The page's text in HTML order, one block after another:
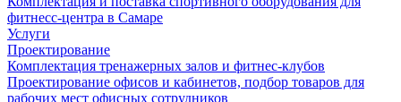
фитнесс-центра в Самаре
Услуги
Проектирование
Комплектация тренажерных залов и фитнес-клубов
Проектирование офисов и кабинетов, подбор товаров для
рабочих мест офисных сотрудников